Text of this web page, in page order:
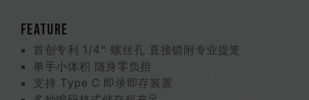
FEATURE
首创专利 1/4" 螺丝孔 直接锁附专业提笼
单手小体积 随身零负担
支持 Type C 即录即存装置